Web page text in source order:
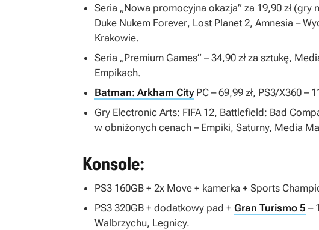
Seria „Nowa promocyjna okazja” za 19,90 zł (gry
Duke Nukem Forever, Lost Planet 2, Amnesia –
Krakowie.
Seria „Premium Games” – 34,90 zł za sztukę,
Empikach.
Batman: Arkham CityPC – 69,99 zł, PS3/X360 –
Gry Electronic Arts: FIFA 12, Battlefield: Bad
w obniżonych cenach – Empiki, Saturny, Media
Konsole:
PS3 160GB + 2x Move + kamerka + Sports
PS3 320GB + dodatkowy pad + Gran Turismo 5 –
Walbrzychu, Legnicy.